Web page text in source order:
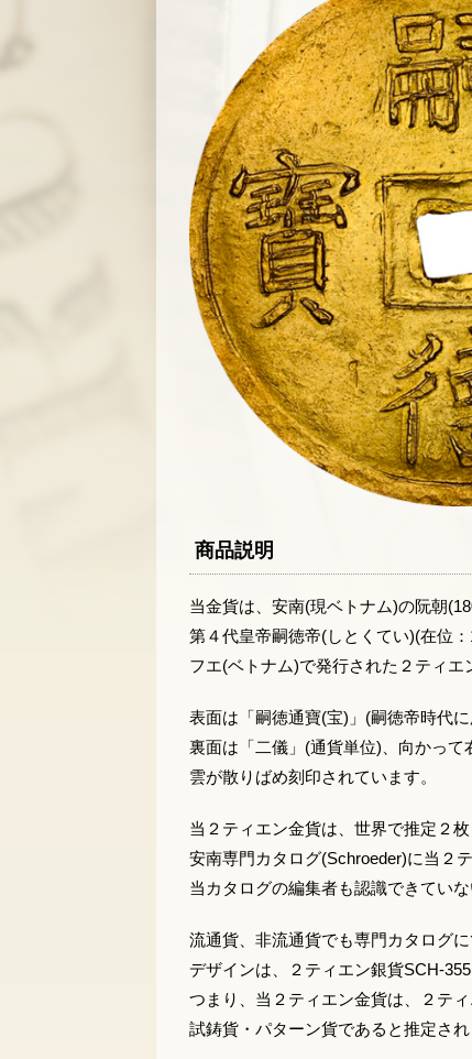
商品説明
当金貨は、安南(現ベトナム)の阮朝
第４代皇帝嗣徳帝(しとくてい)(在位
フエ(ベトナム)で発行された２ティエ
表面は「嗣徳通寶(宝)」(嗣徳帝時代
裏面は「二儀」(通貨単位)、向かって
雲が散りばめ刻印されています。
当２ティエン金貨は、世界で推定２
安南専門カタログ(Schroeder)に当２
当カタログの編集者も認識できていな
流通貨、非流通貨でも専門カタログ
デザインは、２ティエン銀貨SCH-
つまり、当２ティエン金貨は、２テ
試鋳貨・パターン貨であると推定され